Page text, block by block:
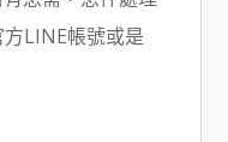
LINE帳號或是